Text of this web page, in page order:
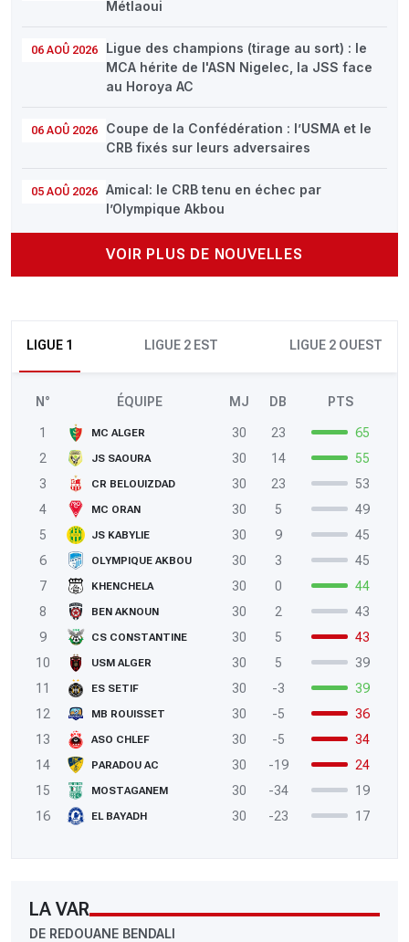
Métlaoui
06 AOÛ 2026
Ligue des champions (tirage au sort) : le
MCA hérite de l'ASN Nigelec, la JSS face
au Horoya AC
06 AOÛ 2026
Coupe de la Confédération : l’USMA et le
CRB fixés sur leurs adversaires
05 AOÛ 2026
Amical: le CRB tenu en échec par
l’Olympique Akbou
VOIR PLUS DE NOUVELLES
LIGUE 1 LIGUE 2 EST LIGUE 2 OUEST
N° ÉQUIPE MJ DB PTS
1 MC ALGER 30 23
65
2
JS SAOURA 30 14
55
3
CR BELOUIZDAD 30 23
53
4
MC ORAN 30 5
49
5
JS KABYLIE 30 9
45
6
OLYMPIQUE AKBOU 30 3
45
7
KHENCHELA 30 0
44
8
BEN AKNOUN 30 2
43
9
CS CONSTANTINE 30 5
43
10
USM ALGER 30 5
39
11
ES SETIF 30 -3
39
12
MB ROUISSET 30 -5
36
13
ASO CHLEF 30 -5
34
14
PARADOU AC 30 -19
24
15
MOSTAGANEM 30 -34
19
16
EL BAYADH 30 -23 17
LA VAR
DE REDOUANE BENDALI